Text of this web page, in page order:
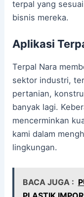
terpal yang
bisnis mereka.
Aplikasi
Terpal Nara
sektor industri,
pertanian,
banyak lagi.
mencerminkan
kami dalam
lingkungan.
BACA JUGA :